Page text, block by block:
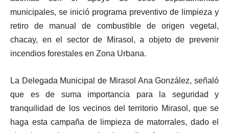
municipales, se inició programa preventivo de limpieza y
retiro de manual de combustible de origen vegetal,
chacay, en el sector de Mirasol, a objeto de prevenir
incendios forestales en Zona Urbana.
La Delegada Municipal de Mirasol Ana González, señaló
que es de suma importancia para la seguridad y
tranquilidad de los vecinos del territorio Mirasol, que se
haga esta campaña de limpieza de matorrales, dado el